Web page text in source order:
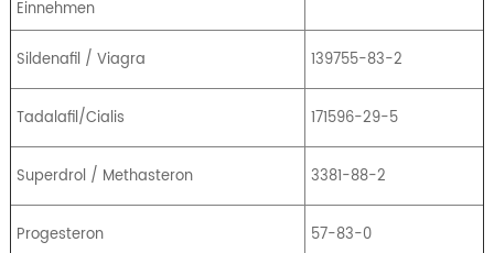
Einnehmen
Sildenafil / Viagra 139755-83-2
Tadalafil/Cialis 171596-29-5
Superdrol / Methasteron 3381-88-2
Progesteron 57-83-0